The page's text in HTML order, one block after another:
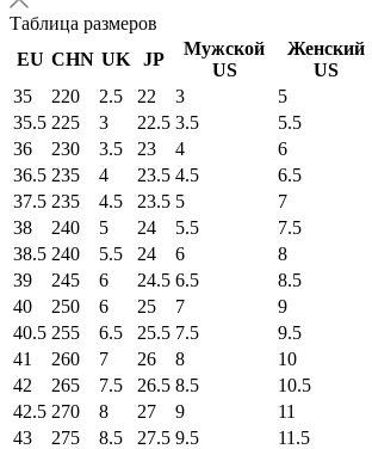
Таблица размеров
EU CHN UK JP
Мужской
US
Женский
US
35
220 2.5 22 3 5
35.5 225 3 22.5 3.5 5.5
36
230 3.5 23 4 6
36.5 235 4 23.5 4.5 6.5
37.5 235 4.5 23.5 5 7
38
240 5 24 5.5 7.5
38.5 240 5.5 24 6 8
39
245 6 24.5 6.5 8.5
40
250 6 25 7 9
40.5 255 6.5 25.5 7.5 9.5
41
260 7 26 8 10
42
265 7.5 26.5 8.5 10.5
42.5 270 8 27 9 11
43
275 8.5 27.5 9.5 11.5